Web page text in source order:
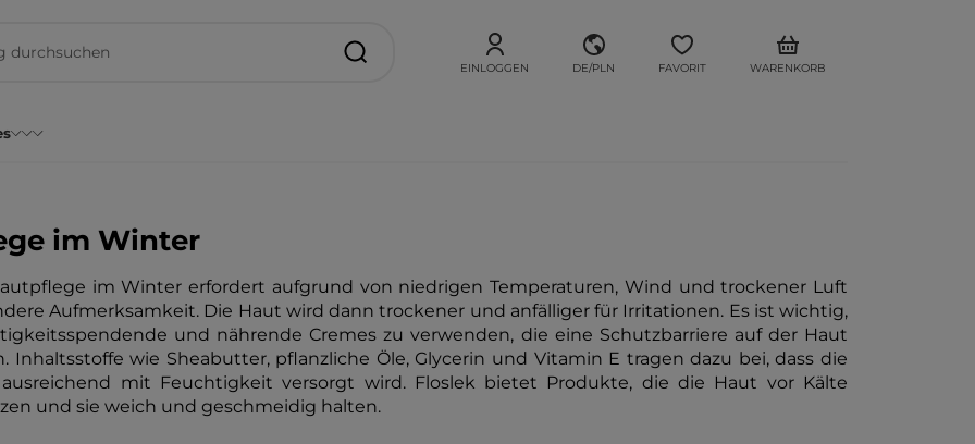
EINLOGGEN DE/PLN FAVORIT WARENKORB
im Winter
im Winter erfordert aufgrund von niedrigen Temperaturen, Wind und trockener Luft
Aufmerksamkeit. Die Haut wird dann trockener und anfälliger für Irritationen. Es ist wichtig,
und nährende Cremes zu verwenden, die eine Schutzbarriere auf der Haut
Inhaltsstoffe wie Sheabutter, pflanzliche Öle, Glycerin und Vitamin E tragen dazu bei, dass die
mit Feuchtigkeit versorgt wird. Floslek bietet Produkte, die die Haut vor Kälte
und sie weich und geschmeidig halten.